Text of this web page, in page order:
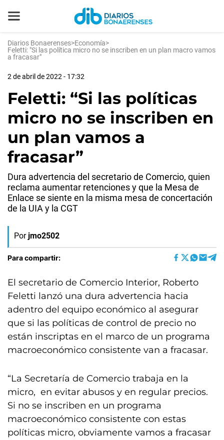
Diarios Bonaerenses>Economía>
Feletti: "Si las política micro no se inscriben en un plan macro vamos
a fracasar"
2 de abril de 2022 - 17:32
Feletti: “Si las políticas
micro no se inscriben en
un plan vamos a
fracasar”
Dura advertencia del secretario de Comercio, quien
reclama aumentar retenciones y que la Mesa de
Enlace se siente en la misma mesa de concertación
de la UIA y la CGT
Por jmo2502
Para compartir:
El secretario de Comercio Interior, Roberto
Feletti lanzó una dura advertencia hacia
adentro del equipo económico al asegurar
que si las políticas de control de precio no
están inscriptas en el marco de un programa
macroeconómico consistente van a fracasar.
“La Secretaría de Comercio trabaja en la
micro, en evitar abusos y en regular precios.
Si no se inscriben en un programa
macroeconómico consistente con estas
políticas micro, obviamente vamos a fracasar